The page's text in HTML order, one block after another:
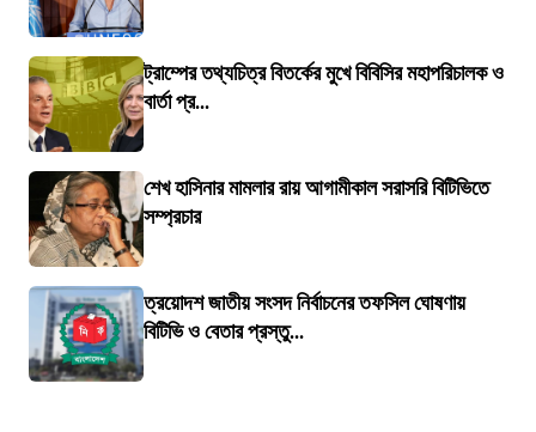
ট্রাম্পের তথ্যচিত্র বিতর্কের মুখে বিবিসির মহাপরিচালক ও
বার্তা প্র...
শেখ হাসিনার মামলার রায় আগামীকাল সরাসরি বিটিভিতে
সম্প্রচার
ত্রয়োদশ জাতীয় সংসদ নির্বাচনের তফসিল ঘোষণায়
বিটিভি ও বেতার প্রস্তু...